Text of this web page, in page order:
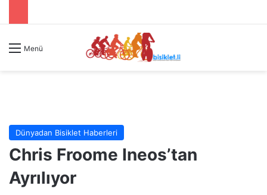
Menü
Dünyadan Bisiklet Haberleri
Chris Froome Ineos’tan
Ayrılıyor